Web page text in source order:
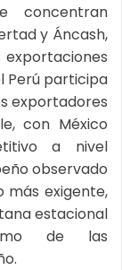
concentran
y Áncash,
Perú participa
exportadores
con México
a nivel
observado
más exigente,
estacional
de las